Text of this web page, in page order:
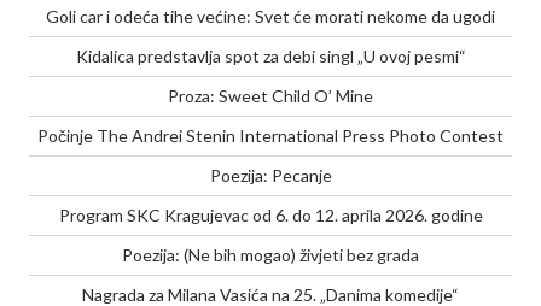
Goli car i odeća tihe većine: Svet će morati nekome da ugodi
Kidalica predstavlja spot za debi singl „U ovoj pesmi“
Proza: Sweet Child O’ Mine
Počinje The Andrei Stenin International Press Photo Contest
Poezija: Pecanje
Program SKC Kragujevac od 6. do 12. aprila 2026. godine
Poezija: (Ne bih mogao) živjeti bez grada
Nagrada za Milana Vasića na 25. „Danima komedije“